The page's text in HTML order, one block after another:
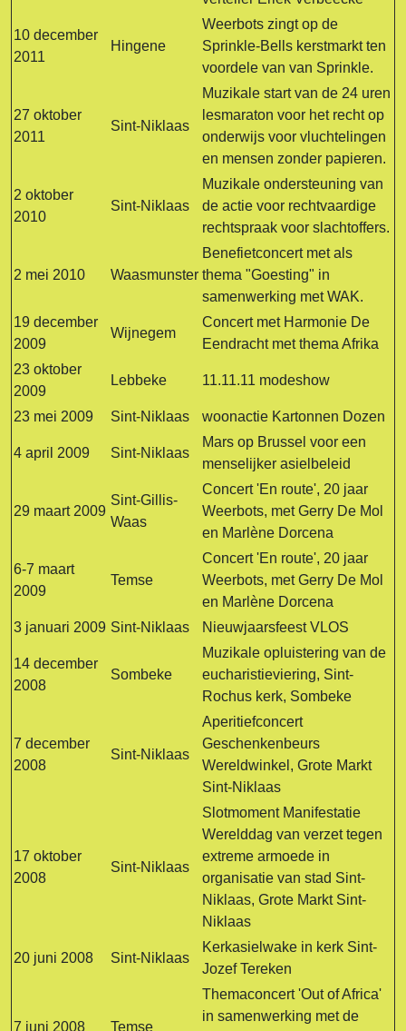
10 december
2011
Hingene
Weerbots zingt op de
Sprinkle-Bells kerstmarkt ten
voordele van van Sprinkle.
27 oktober
2011
Sint-Niklaas
Muzikale start van de 24 uren
lesmaraton voor het recht op
onderwijs voor vluchtelingen
en mensen zonder papieren.
2 oktober
2010
Sint-Niklaas
Muzikale ondersteuning van
de actie voor rechtvaardige
rechtspraak voor slachtoffers.
2 mei 2010 Waasmunster
Benefietconcert met als
thema "Goesting" in
samenwerking met WAK.
19 december
2009
Wijnegem
Concert met Harmonie De
Eendracht met thema Afrika
23 oktober
2009
Lebbeke 11.11.11 modeshow
23 mei 2009 Sint-Niklaas woonactie Kartonnen Dozen
4 april 2009 Sint-Niklaas
Mars op Brussel voor een
menselijker asielbeleid
29 maart 2009
Sint-Gillis-
Waas
Concert 'En route', 20 jaar
Weerbots, met Gerry De Mol
en Marlène Dorcena
6-7 maart
2009
Temse
Concert 'En route', 20 jaar
Weerbots, met Gerry De Mol
en Marlène Dorcena
3 januari 2009 Sint-Niklaas Nieuwjaarsfeest VLOS
14 december
2008
Sombeke
Muzikale opluistering van de
eucharistieviering, Sint-
Rochus kerk, Sombeke
7 december
2008
Sint-Niklaas
Aperitiefconcert
Geschenkenbeurs
Wereldwinkel, Grote Markt
Sint-Niklaas
17 oktober
2008
Sint-Niklaas
Slotmoment Manifestatie
Werelddag van verzet tegen
extreme armoede in
organisatie van stad Sint-
Niklaas, Grote Markt Sint-
Niklaas
20 juni 2008 Sint-Niklaas
Kerkasielwake in kerk Sint-
Jozef Tereken
7 juni 2008 Temse
Themaconcert 'Out of Africa'
in samenwerking met de